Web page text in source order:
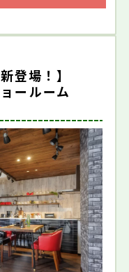
登場！】
ールーム